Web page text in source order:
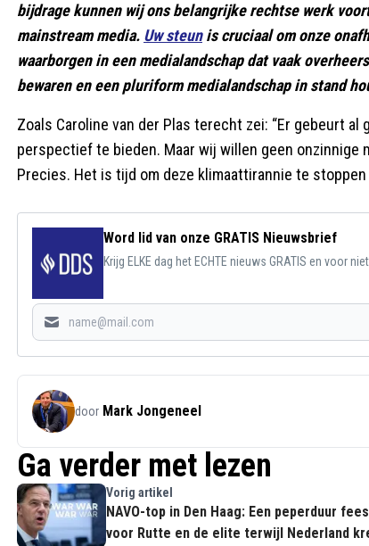
bijdrage kunnen wij ons belangrijke rechtse werk
mainstream media. Uw steunis cruciaal om onze
waarborgen in een medialandschap dat vaak
bewaren en een pluriform medialandschap in stand
Zoals Caroline van der Plas terecht zei: “Er gebeurt
perspectief te bieden. Maar wij willen geen onzinnige
Precies. Het is tijd om deze klimaattirannie te
Word lid van onze GRATIS Nieuwsbrief
Krijg ELKE dag het ECHTE nieuws GRATIS en voor
door Mark Jongeneel
Ga verder met lezen
Vorig artikel
NAVO-top in Den Haag: Een peperduur
voor Rutte en de elite terwijl Nederland